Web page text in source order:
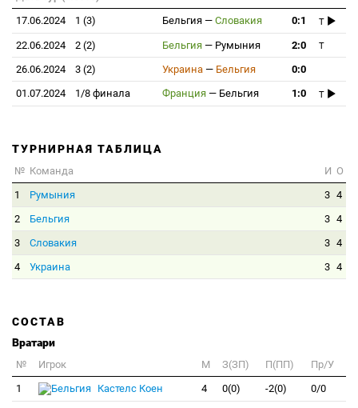
17.06.2024
1 (3) Бельгия — Словакия 0:1 T
22.06.2024 2 (2) Бельгия — Румыния 2:0 T
26.06.2024 3 (2) Украина — Бельгия
0:0
01.07.2024
1/8 финала Франция — Бельгия 1:0 T
ТУРНИРНАЯ ТАБЛИЦА
№ Команда И О
1
Румыния 3 4
2
Бельгия 3 4
3
Словакия 3 4
4
Украина 3 4
СОСТАВ
Вратари
№ Игрок M З(ЗП) П(ПП)
Пр/У
1
Кастелс Коен 4 0(0) -2(0) 0/0